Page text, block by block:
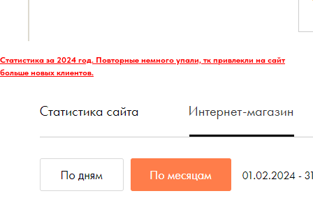
Статистика за 2024 год. Повторные немного упали, тк привлекли на сайт
больше новых клиентов.